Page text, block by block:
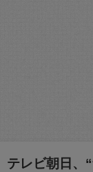
テレビ朝日、